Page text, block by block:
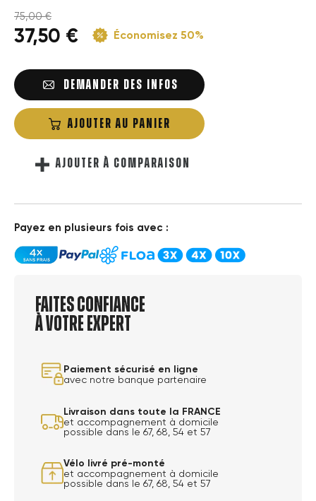
75,00 €
37,50 € Économisez 50%
DEMANDER DES INFOS
AJOUTER AU PANIER
AJOUTER À COMPARAISON
Payez en plusieurs fois avec :
Faites confiance
à votre expert
Paiement sécurisé en ligne
avec notre banque partenaire
Livraison dans toute la FRANCE
et accompagnement à domicile
possible dans le 67, 68, 54 et 57
Vélo livré pré-monté
et accompagnement à domicile
possible dans le 67, 68, 54 et 57